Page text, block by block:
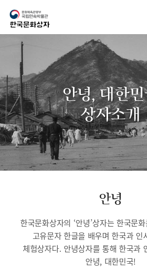
안녕, 대한
상자소개
안녕
한국문화상자의 ‘안녕’상자는 한국문
고유문자 한글을 배우며 한국과 인
체험상자다. 안녕상자를 통해 한국과
안녕, 대한민국!